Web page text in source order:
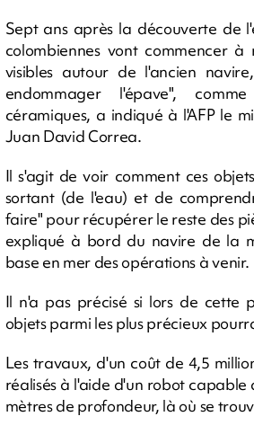
Sept ans après la découverte de
colombiennes vont commencer à
visibles autour de l'ancien
endommager l'épave",
céramiques, a indiqué à l'AFP le
Juan David Correa.
Il s'agit de voir comment ces
sortant (de l'eau) et de
faire" pour récupérer le reste des
expliqué à bord du navire de la
base en mer des opérations à venir.
Il n'a pas précisé si lors de cette
objets parmi les plus précieux
Les travaux, d'un coût de 4,5
réalisés à l'aide d'un robot capable
mètres de profondeur, là où se